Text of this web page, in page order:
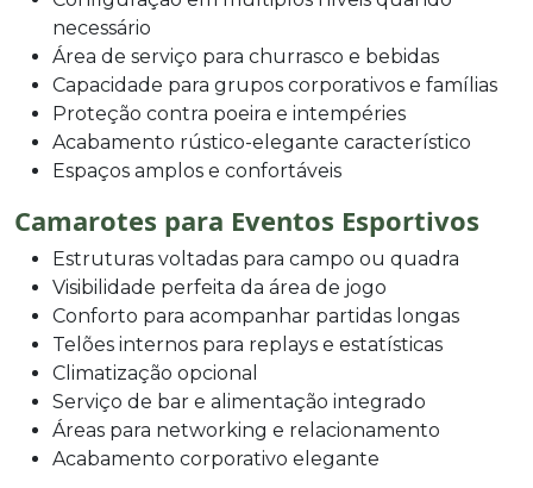
necessário
Área de serviço para churrasco e bebidas
Capacidade para grupos corporativos e famílias
Proteção contra poeira e intempéries
Acabamento rústico-elegante característico
Espaços amplos e confortáveis
Camarotes para Eventos Esportivos
Estruturas voltadas para campo ou quadra
Visibilidade perfeita da área de jogo
Conforto para acompanhar partidas longas
Telões internos para replays e estatísticas
Climatização opcional
Serviço de bar e alimentação integrado
Áreas para networking e relacionamento
Acabamento corporativo elegante